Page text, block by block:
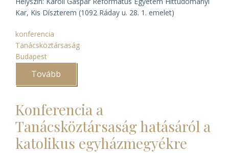
Kar, Kis Díszterem (1092 Ráday u. 28. 1. emelet)
konferencia
Tanácsköztársaság
Budapest
Tovább
az
Konferencia a
Tanácsköztársaság hatásáról a
katolikus egyházmegyékre